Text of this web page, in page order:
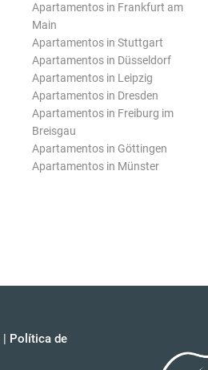
Apartamentos in Frankfurt am
Main
Apartamentos in Stuttgart
Apartamentos in Düsseldorf
Apartamentos in Leipzig
Apartamentos in Dresden
Apartamentos in Freiburg im
Breisgau
Apartamentos in Göttingen
Apartamentos in Münster
| Política de